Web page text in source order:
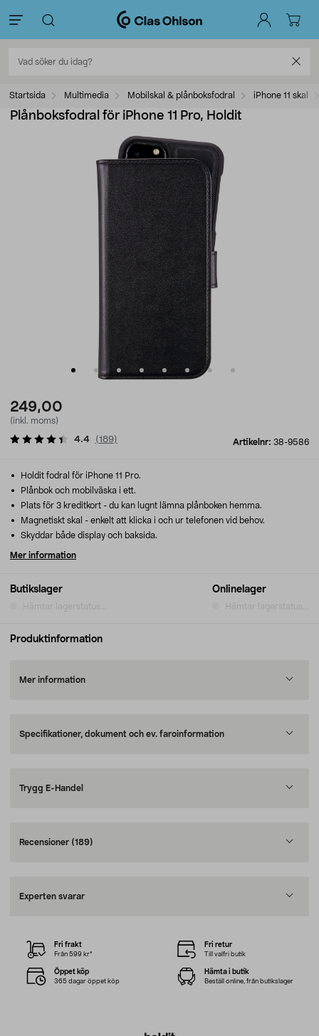
Startsida Multimedia Mobilskal & plånboksfodral iPhone 11 skal
Plånboksfodral för iPhone 11 Pro, Holdit
249,00
(inkl. moms)
Artikelnr: 38-9586
4.4 (189)
Butikslager
Hämtar lagerstatus...
Onlinelager
Hämtar lagerstatus...
Holdit fodral för iPhone 11 Pro.
Plånbok och mobilväska i ett.
Plats för 3 kreditkort - du kan lugnt lämna plånboken hemma.
Magnetiskt skal - enkelt att klicka i och ur telefonen vid behov.
Skyddar både display och baksida.
Mer information
Produktinformation
Mer information
Specifikationer, dokument och ev. faroinformation
Trygg E-Handel
Recensioner (189)
Experten svarar
Fri frakt
Från 599 kr*
Fri retur
Till valfri butik
Öppet köp
365 dagar öppet köp
Hämta i butik
Beställ online, från butikslager